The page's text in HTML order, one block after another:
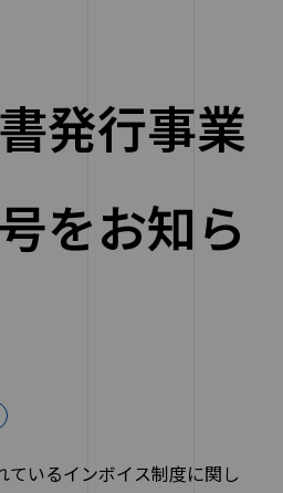
発行事業
をお知ら
いるインボイス制度に関し